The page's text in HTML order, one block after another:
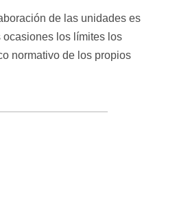
de las unidades es
ocasiones los límites los
normativo de los propios